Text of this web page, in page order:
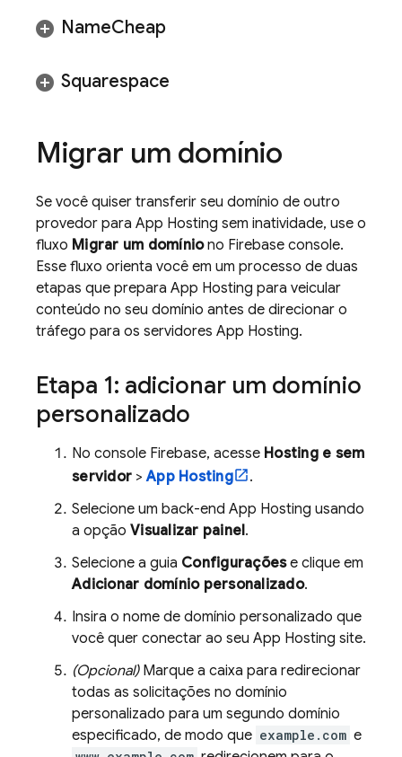
NameCheap
Squarespace
Migrar um domínio
Se você quiser transferir seu domínio de outro
provedor para App Hosting sem inatividade, use o
fluxo Migrar um domíniono Firebase console.
Esse fluxo orienta você em um processo de duas
etapas que prepara App Hosting para veicular
conteúdo no seu domínio antes de direcionar o
tráfego para os servidores App Hosting.
Etapa 1: adicionar um domínio
personalizado
No console Firebase, acesse Hosting e sem
servidor >App Hosting
.
Selecione um back-end App Hosting usando
a opção Visualizar painel.
Selecione a guia Configuraçõese clique em
Adicionar domínio personalizado.
Insira o nome de domínio personalizado que
você quer conectar ao seu App Hosting site.
(Opcional)Marque a caixa para redirecionar
todas as solicitações no domínio
personalizado para um segundo domínio
especificado, de modo que example.com e